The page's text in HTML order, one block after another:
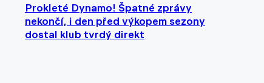
Prokleté Dynamo! Špatné zprávy
nekončí, i den před výkopem sezony
dostal klub tvrdý direkt